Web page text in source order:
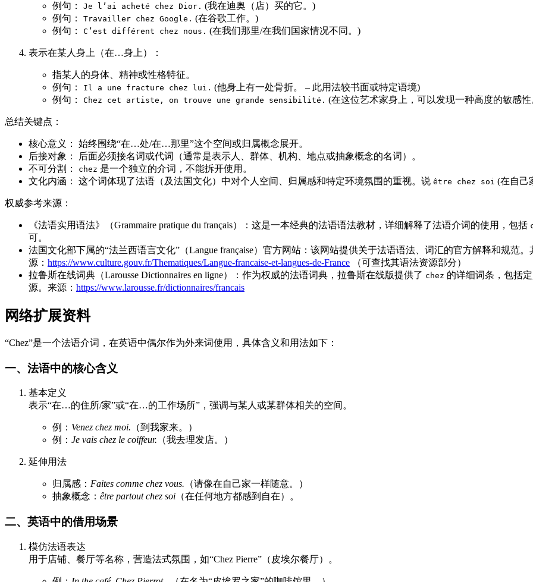
例句： Je l’ai acheté chez Dior. (我在迪奥（店）买的它。)
例句： Travailler chez Google. (在谷歌工作。)
例句： C’est différent chez nous. (在我们那里/在我们国家情况不同。)
表示在某人身上（在…身上）：
指某人的身体、精神或性格特征。
例句：
Il a une fracture chez lui. (他身上有一处骨折。 – 此用法较书面或特定语境)
例句： Chez cet artiste, on trouve une grande sensibilité. (在这位艺术家身上，可以发现一种高度的敏感性
总结关键点：
核心意义： 始终围绕“在…处/在…那里”这个空间或归属概念展开。
后接对象： 后面必须接名词或代词（通常是表示人、群体、机构、地点或抽象概念的名词）。
不可分割：
chez 是一个独立的介词，不能拆开使用。
文化内涵： 这个词体现了法语（及法国文化）中对个人空间、归属感和特定环境氛围的重视。说 être chez soi (在自己
权威参考来源：
《法语实用语法》（Grammaire pratique du français）：这是一本经典的法语语法教材，详细解释了法语介词的使用，包括
可。
法国文化部下属的“法兰西语言文化”（Langue française）官方网站：该网站提供关于法语语法、词汇的官方解释和规范
源： https://www.culture.gouv.fr/Thematiques/Langue-francaise-et-langues-de-France （可查找其语法资源部分）
拉鲁斯在线词典（Larousse Dictionnaires en ligne）：作为权威的法语词典，拉鲁斯在线版提供了 chez 的详细词条，包括
源。来源： https://www.larousse.fr/dictionnaires/francais
网络扩展资料
“Chez”是一个法语介词，在英语中偶尔作为外来词使用，具体含义和用法如下：
一、法语中的核心含义
基本定义
表示“在…的住所/家”或“在…的工作场所”，强调与某人或某群体相关的空间。
例： Venez chez moi. （到我家来。）
例： Je vais chez le coiffeur. （我去理发店。）
延伸用法
归属感： Faites comme chez vous. （请像在自己家一样随意。）
抽象概念： être partout chez soi （在任何地方都感到自在）。
二、英语中的借用场景
模仿法语表达
用于店铺、餐厅等名称，营造法式氛围，如“Chez Pierre”（皮埃尔餐厅）。